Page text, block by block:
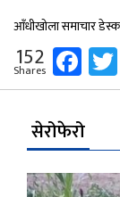
आँधीखोला समाचार डेस्क
152
Shares
सेरोफेरो